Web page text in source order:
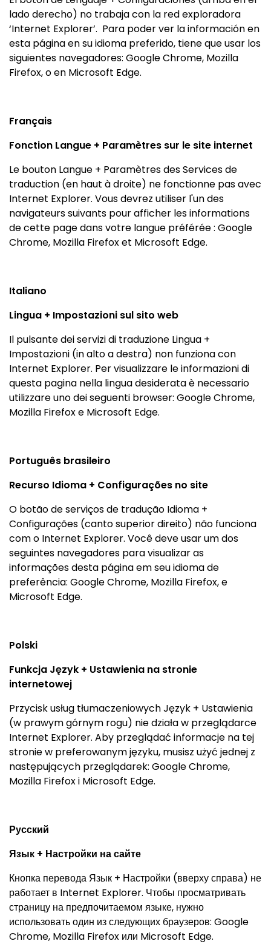
lado derecho) no trabaja con la red exploradora
‘Internet Explorer’. Para poder ver la información en
esta página en su idioma preferido, tiene que usar los
siguientes navegadores: Google Chrome, Mozilla
Firefox, o en Microsoft Edge.
Français
Fonction Langue + Paramètres sur le site internet
Le bouton Langue + Paramètres des Services de
traduction (en haut à droite) ne fonctionne pas avec
Internet Explorer. Vous devrez utiliser l'un des
navigateurs suivants pour afficher les informations
de cette page dans votre langue préférée : Google
Chrome, Mozilla Firefox et Microsoft Edge.
Italiano
Lingua + Impostazioni sul sito web
Il pulsante dei servizi di traduzione Lingua +
Impostazioni (in alto a destra) non funziona con
Internet Explorer. Per visualizzare le informazioni di
questa pagina nella lingua desiderata è necessario
utilizzare uno dei seguenti browser: Google Chrome,
Mozilla Firefox e Microsoft Edge.
Português brasileiro
Recurso Idioma + Configurações no site
O botão de serviços de tradução Idioma +
Configurações (canto superior direito) não funciona
com o Internet Explorer. Você deve usar um dos
seguintes navegadores para visualizar as
informações desta página em seu idioma de
preferência: Google Chrome, Mozilla Firefox, e
Microsoft Edge.
Polski
Funkcja Język + Ustawienia na stronie
internetowej
Przycisk usług tłumaczeniowych Język + Ustawienia
(w prawym górnym rogu) nie działa w przeglądarce
Internet Explorer. Aby przeglądać informacje na tej
stronie w preferowanym języku, musisz użyć jednej z
następujących przeglądarek: Google Chrome,
Mozilla Firefox i Microsoft Edge.
Русский
Язык + Настройки на сайте
Кнопка перевода Язык + Настройки (вверху справа) не
работает в Internet Explorer. Чтобы просматривать
страницу на предпочитаемом языке, нужно
использовать один из следующих браузеров: Google
Chrome, Mozilla Firefox или Microsoft Edge.